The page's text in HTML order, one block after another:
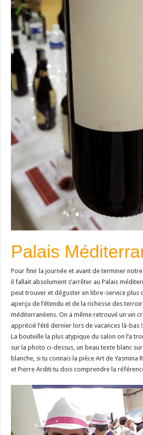
Palais
Pour finir la journée et avant de terminer
il fallait absolument s’arrêter au Palais
peut trouver et déguster en libre-service plus
aperçu de l’étendu et de la richesse des
méditerranéens. On a même retrouvé un vin
apprécié l’été dernier lors de vacances là-bas !
La bouteille la plus atypique du salon on l’a
sur la photo ci-dessus, un beau texte blanc
blanche, si tu connais la pièce Art de Yasmina
et Pierre Arditi tu dois comprendre la